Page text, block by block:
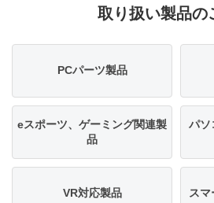
取り扱い製品の
PCパーツ製品
eスポーツ、ゲーミング関連製
品
パソ
VR対応製品 ス